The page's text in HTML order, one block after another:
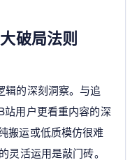
破局法则
辑的深刻洞察。与追
用户更看重内容的深
搬运或低质模仿很难
的灵活运用是敲门砖。